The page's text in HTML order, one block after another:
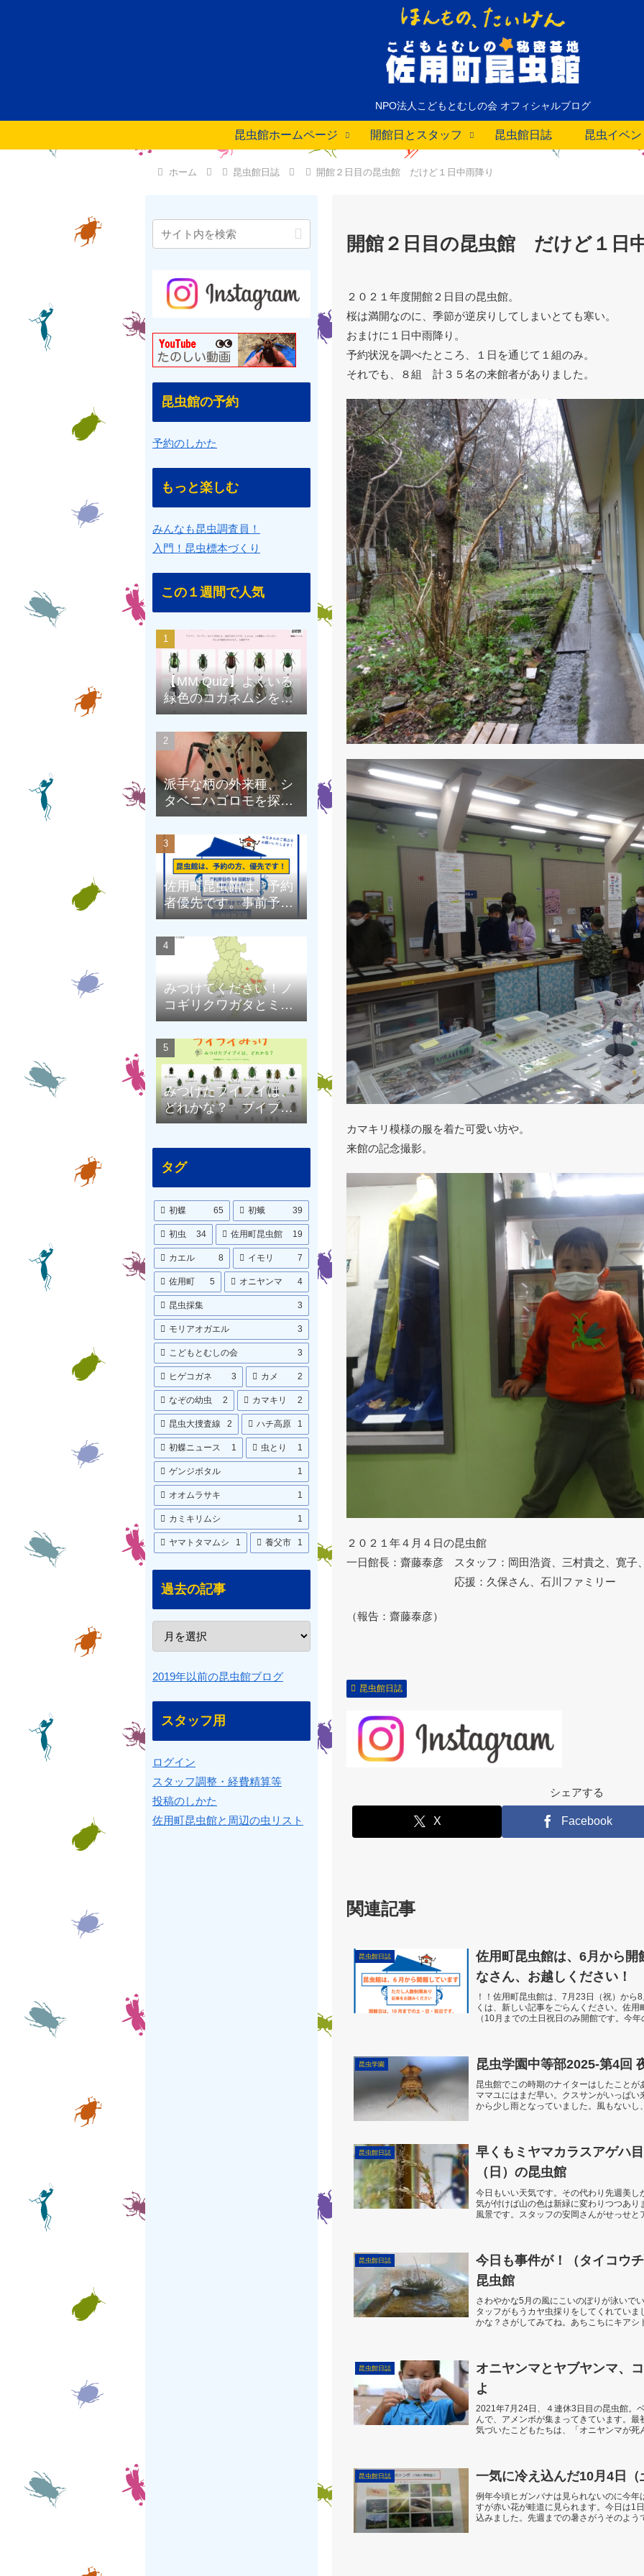
NPO法人こどもとむしの会 オフィシャルブログ
昆虫館ホームページ 開館日とスタッフ 昆虫館日誌 昆虫イベン
ホーム 昆虫館日誌 開館２日目の昆虫館 だけど１日中雨降り
開館２日目の昆虫館 だけど１日
２０２１年度開館２日目の昆虫館。
桜は満開なのに、季節が逆戻りしてしまいとても寒い。
おまけに１日中雨降り。
予約状況を調べたところ、１日を通じて１組のみ。
それでも、８組 計３５名の来館者がありました。
カマキリ模様の服を着た可愛い坊や。
来館の記念撮影。
２０２１年４月４日の昆虫館
一日館長：齋藤泰彦 スタッフ：岡田浩資、三村貴之、寛子
応援：久保さん、石川ファミリー
（報告：齋藤泰彦）
昆虫館日誌
シェアする
X Facebook
関連記事
昆虫館日誌
佐用町昆虫館は、6月から
なさん、お越しください！
！！佐用町昆虫館は、7月23日（祝）か
くは、新しい記事をごらんください。佐
（10月までの土日祝日のみ開館です。今
昆虫学園 昆虫学園中等部2025-第4回
昆虫館でこの時期のナイターはしたこと
ママユにはまだ早い。クスサンがいっぱ
から少し雨となっていました。風もない
昆虫館日誌
早くもミヤマカラスアゲハ
（日）の昆虫館
今日もいい天気です。その代わり先週美
気が付けば山の色は新緑に変わりつつあ
風景です。スタッフの安岡さんがせっせ
昆虫館日誌
今日も事件が！（タイコウ
昆虫館
さわやかな5月の風にこいのぼりが泳いで
タッフがもうカヤ虫採りをしてくれてい
かな？さがしてみてね。あちこちにキア
昆虫館日誌
オニヤンマとヤブヤンマ、
よ
2021年7月24日、４連休3日目の昆虫館。
んで、アメンボが集まってきています。
気づいたこどもたちは、「オニヤンマが
昆虫館日誌 一気に冷え込んだ10月4日（
例年今頃ヒガンバナは見られないのに今
すが赤い花が畦道に見られます。今日は1
込みました。先週までの暑さがうそのよ
昆虫館の予約
予約のしかた
もっと楽しむ
みんなも昆虫調査員！
入門！昆虫標本づくり
この１週間で人気
【MM Quiz】よくいる
緑色のコガネムシを、
克服しよう！
派手な柄の外来種、シ
タベニハゴロモを探そ
う
佐用町昆虫館は、予約
者優先です。事前予約
にご協力をお願いしま
す。
みつけてください！ノ
コギリクワガタとミヤ
マクワガタ（兵庫県限
定）
みつけたブイブイは、
どれかな？ ブイブイ
ポスターをつくりまし
タグ
初蝶 65 初蛾 39
初虫 34 佐用町昆虫館 19
カエル 8 イモリ 7
佐用町 5 オニヤンマ 4
昆虫採集 3
モリアオガエル 3
こどもとむしの会 3
ヒゲコガネ 3 カメ 2
なぞの幼虫 2 カマキリ 2
昆虫大捜査線 2 ハチ高原 1
初蝶ニュース 1 虫とり 1
ゲンジボタル 1
オオムラサキ 1
カミキリムシ 1
ヤマトタマムシ 1 養父市 1
過去の記事
2019年以前の昆虫館ブログ
スタッフ用
ログイン
スタッフ調整・経費精算等
投稿のしかた
佐用町昆虫館と周辺の虫リスト